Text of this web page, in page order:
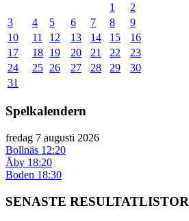
1
2
3
4 5 6 7 8
9
10
11 12 13 14 15
16
17
18 19 20 21 22
23
24
25 26 27 28 29
30
31
Spelkalendern
fredag 7 augusti 2026
Bollnäs 12:20
Åby 18:20
Boden 18:30
SENASTE RESULTATLISTOR